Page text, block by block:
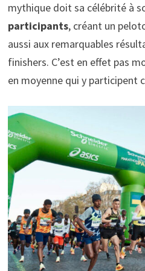
mythique doit sa célébrité à
participants, créant un
aussi aux remarquables
finishers. C’est en effet pas
en moyenne qui y participent